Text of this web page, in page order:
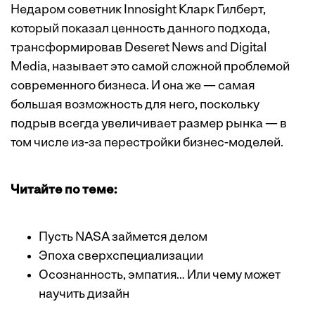
Недаром советник Innosight Кларк Гилберт,
который показал ценность данного подхода,
трансформировав Deseret News and Digital
Media, называет это самой сложной проблемой
современного бизнеса. И она же — самая
большая возможность для него, поскольку
подрыв всегда увеличивает размер рынка — в
том числе из-за перестройки бизнес-моделей.
Читайте по теме:
Пусть NASA займется делом
Эпоха сверхспециализации
Осознанность, эмпатия… Или чему может
научить дизайн